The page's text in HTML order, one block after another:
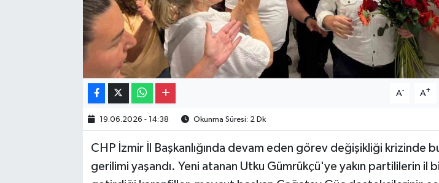
A- A+
19.06.2026 - 14:38 Okunma Süresi: 2 Dk
CHP İzmir İl Başkanlığında devam eden görev değişikliği krizinde
gerilimi yaşandı. Yeni atanan Utku Gümrükçü'ye yakın partililerin il